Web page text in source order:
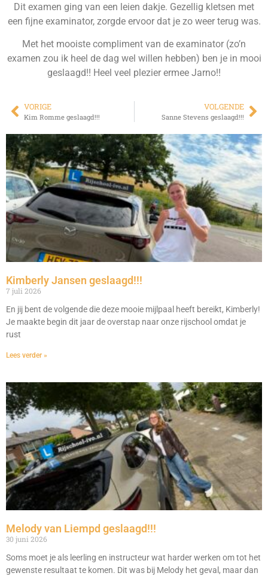
Dit examen ging van een leien dakje. Gezellig kletsen met
een fijne examinator, zorgde ervoor dat je zo weer terug was.
Met het mooiste compliment van de examinator (zo’n
examen zou ik heel de dag wel willen hebben) ben je in mooi
geslaagd!! Heel veel plezier ermee Jarno!!
VORIGE
Kim Romme geslaagd!!!
VOLGENDE
Sanne Stevens geslaagd!!!
Kimberly Jansen geslaagd!!!
7 juli 2026
En jij bent de volgende die deze mooie mijlpaal heeft bereikt, Kimberly!
Je maakte begin dit jaar de overstap naar onze rijschool omdat je
rust
Lees verder »
Melody van Liempd geslaagd!!!
30 juni 2026
Soms moet je als leerling en instructeur wat harder werken om tot het
gewenste resultaat te komen. Dit was bij Melody het geval, maar dan